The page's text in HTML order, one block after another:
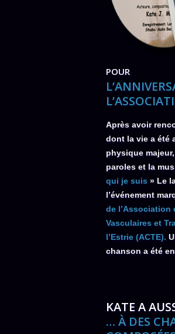
POUR
Après avoir
dont la vie a été
physique
paroles et la
qui je suis » Le
l’événement
de l’Association
Vasculaires et
l’Estrie (ACTE).
chanson a été
KATE A
… À DES